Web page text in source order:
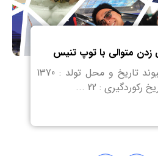
زدن متوالی با توپ تنیس
دارنده رکورد : سعید مومیوند تاریخ و محل تولد : 1370
: 22 ...